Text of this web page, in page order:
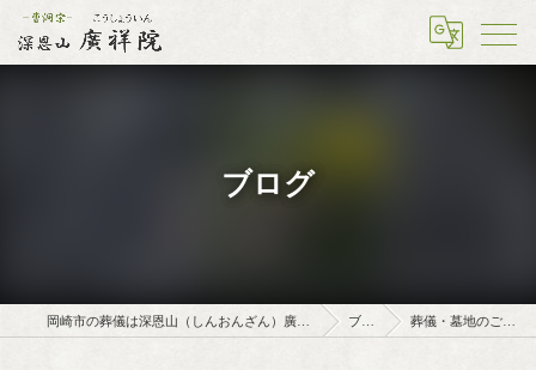
ブログ
岡崎市の葬儀は深恩山（しんおんざん）廣祥院（こうしょういん） ブログ 葬儀・墓地のご相談について